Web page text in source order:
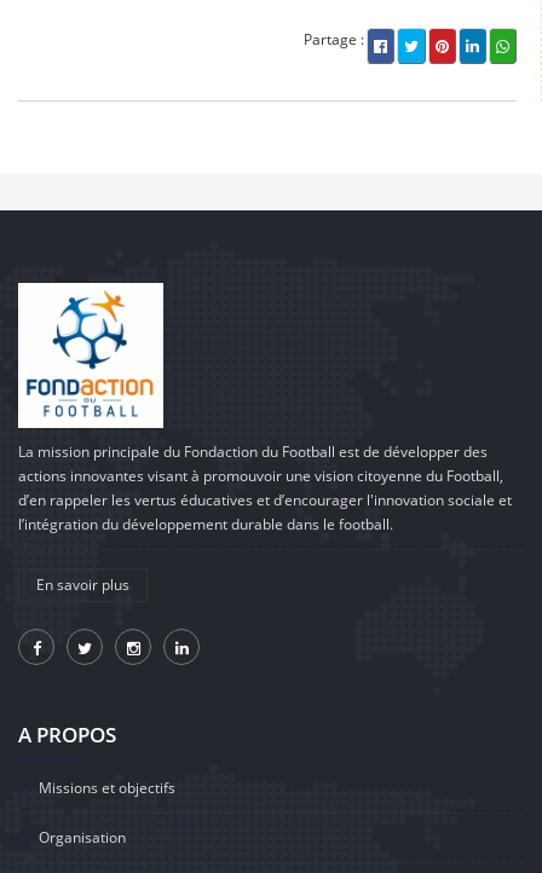
Partage :
La mission principale du Fondaction du Football est de développer des
actions innovantes visant à promouvoir une vision citoyenne du Football,
d’en rappeler les vertus éducatives et d’encourager l'innovation sociale et
l’intégration du développement durable dans le football.
En savoir plus
A PROPOS
Missions et objectifs
Organisation